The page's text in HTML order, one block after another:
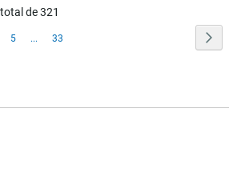
de 321
Page
5 ... Page
33